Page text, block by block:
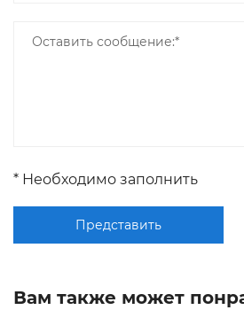
* Необходимо заполнить
Представить
Вам также может